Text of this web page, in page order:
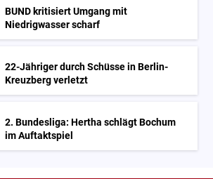
BUND kritisiert Umgang mit
Niedrigwasser scharf
22-Jähriger durch Schüsse in Berlin-
Kreuzberg verletzt
2. Bundesliga: Hertha schlägt Bochum
im Auftaktspiel